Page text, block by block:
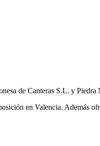
de Canteras S.L. y
en Valencia. Además